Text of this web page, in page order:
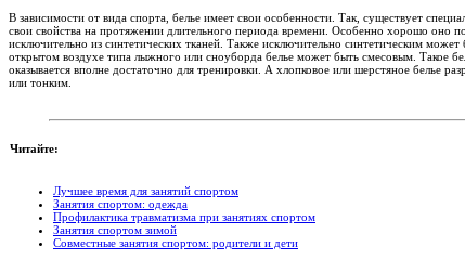
В зависимости от вида спорта, белье имеет свои особенности. Так, существует
свои свойства на протяжении длительного периода времени. Особенно хорошо оно
исключительно из синтетических тканей. Также исключительно синтетическим
открытом воздухе типа лыжного или сноуборда белье может быть смесовым. Такое
оказывается вполне достаточно для тренировки. А хлопковое или шерстяное белье
или тонким.
Читайте:
Лучшее время для занятий спортом
Занятия спортом: одежда
Профилактика травматизма при занятиях спортом
Занятия спортом зимой
Совместные занятия спортом: родители и дети